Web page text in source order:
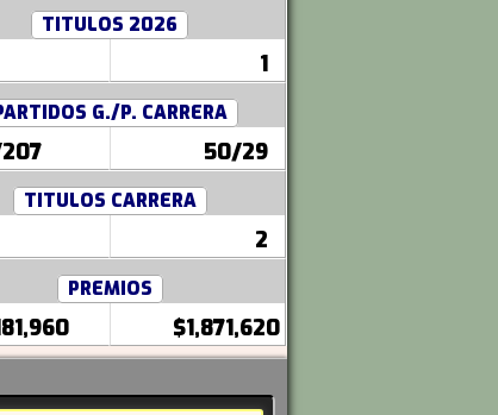
TITULOS 2026
1
G./P. CARRERA
207 50/29
TITULOS CARRERA
2
PREMIOS
$1,871,620